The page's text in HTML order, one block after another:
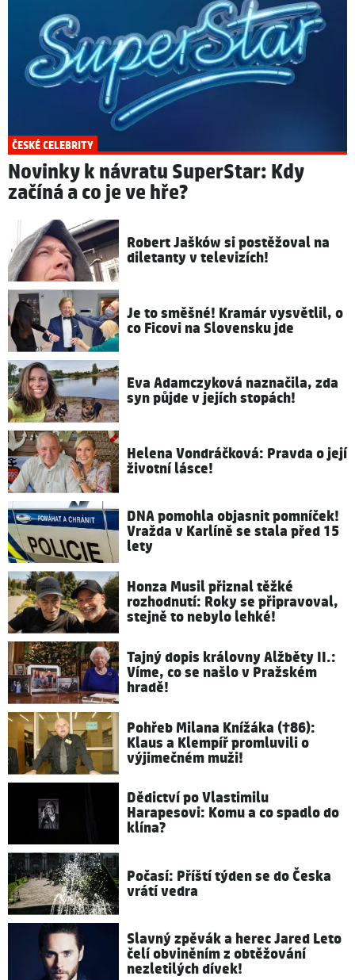
ČESKÉ CELEBRITY
Novinky k návratu SuperStar: Kdy
začíná a co je ve hře?
Robert Jašków si postěžoval na
diletanty v televizích!
Je to směšné! Kramár vysvětlil, o
co Ficovi na Slovensku jde
Eva Adamczyková naznačila, zda
syn půjde v jejích stopách!
Helena Vondráčková: Pravda o její
životní lásce!
DNA pomohla objasnit pomníček!
Vražda v Karlíně se stala před 15
lety
Honza Musil přiznal těžké
rozhodnutí: Roky se připravoval,
stejně to nebylo lehké!
Tajný dopis královny Alžběty II.:
Víme, co se našlo v Pražském
hradě!
Pohřeb Milana Knížáka (†86):
Klaus a Klempíř promluvili o
výjimečném muži!
Dědictví po Vlastimilu
Harapesovi: Komu a co spadlo do
klína?
Počasí: Příští týden se do Česka
vrátí vedra
Slavný zpěvák a herec Jared Leto
čelí obviněním z obtěžování
nezletilých dívek!